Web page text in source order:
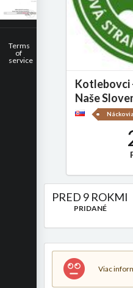
Terms
of
service
Kotlebovci
Naše
Náckovia
PRED 9 ROKMI
PRIDANÉ
Viac